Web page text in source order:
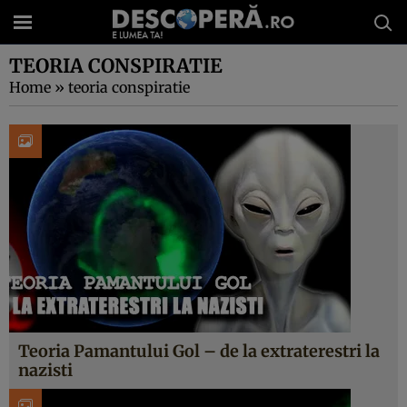
TEORIA CONSPIRATIE
Home » teoria conspiratie
Teoria Pamantului Gol – de la extraterestri la
nazisti